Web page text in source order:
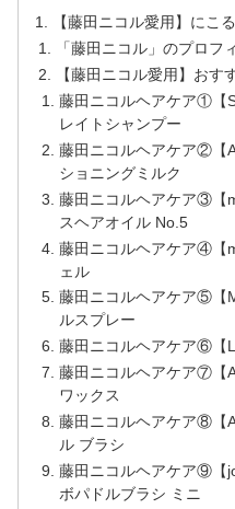
【藤田ニコル愛用】にこ
「藤田ニコル」のプロフ
【藤田ニコル愛用】おす
藤田ニコルヘアケア①【
レイトシャンプー
藤田ニコルヘアケア②【
ショニングミルク
藤田ニコルヘアケア③【
スヘアオイル No.5
藤田ニコルヘアケア④【
ェル
藤田ニコルヘアケア⑤【
ルスプレー
藤田ニコルヘアケア⑥【
藤田ニコルヘアケア⑦【
ワックス
藤田ニコルヘアケア⑧【
ル ブラシ
藤田ニコルヘアケア⑨【
ボパドルブラシ ミニ